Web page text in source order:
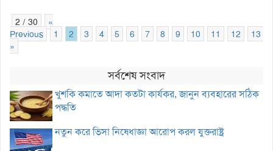
2 / 30
«
Previous
1 2 3 4 5 6 7 8 9 10 11 12 13
»
সর্বশেষ সংবাদ
খুশকি কমাতে আদা কতটা কার্যকর, জানুন ব্যবহারের সঠিক
পদ্ধতি
নতুন করে ভিসা নিষেধাজ্ঞা আরোপ করল যুক্তরাষ্ট্র